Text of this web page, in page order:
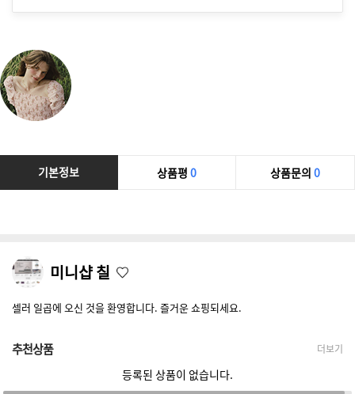
기본정보 상품평 0 상품문의 0
미니샵 칠
셀러 일곱에 오신 것을 환영합니다. 즐거운 쇼핑되세요.
추천상품 더보기
등록된 상품이 없습니다.